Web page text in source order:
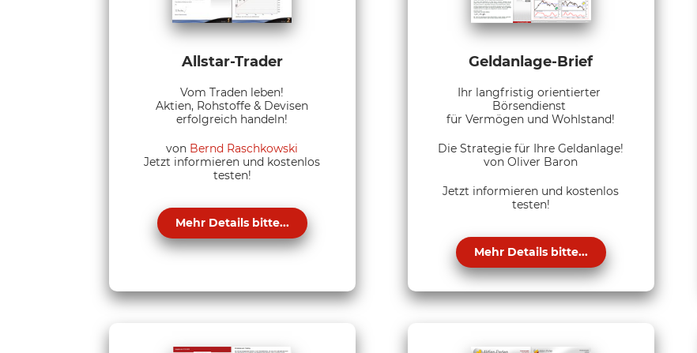
Allstar-Trader
Vom Traden leben!
Aktien, Rohstoffe & Devisen
erfolgreich handeln!
von Bernd Raschkowski
Jetzt informieren und kostenlos
testen!
Mehr Details bitte...
Geldanlage-Brief
Ihr langfristig orientierter
Börsendienst
für Vermögen und Wohlstand!
Die Strategie für Ihre Geldanlage!
von Oliver Baron
Jetzt informieren und kostenlos
testen!
Mehr Details bitte...